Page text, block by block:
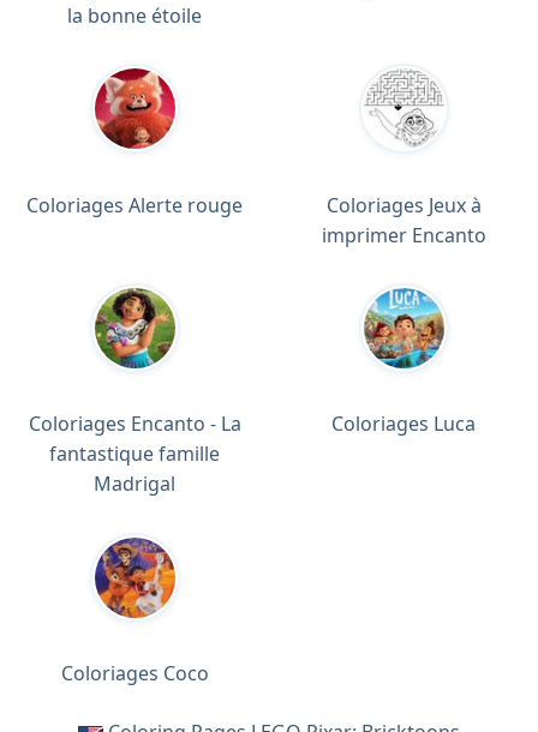
la bonne étoile
Coloriages Alerte rouge
Coloriages Jeux à
imprimer Encanto
Coloriages Encanto - La
fantastique famille
Madrigal
Coloriages Luca
Coloriages Coco